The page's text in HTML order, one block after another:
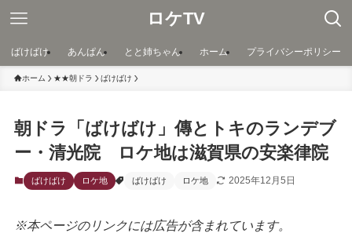
ロケTV
ばけばけ あんぱん とと姉ちゃん ホーム プライバシーポリシー
ホーム ★★朝ドラ ばけばけ
朝ドラ「ばけばけ」傳とトキのランデブ
ー・清光院 ロケ地は滋賀県の安楽律院
ばけばけ ロケ地 ばけばけ ロケ地 2025年12月5日
※本ページのリンクには広告が含まれています。